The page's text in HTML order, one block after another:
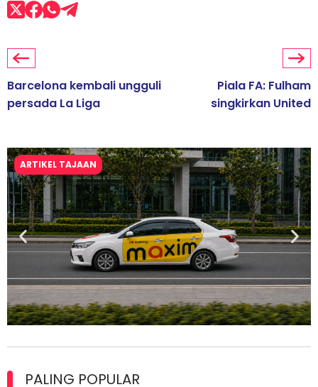
Barcelona kembali ungguli
persada La Liga
Piala FA: Fulham
singkirkan United
ARTIKEL TAJAAN
lesen separuh pertama 2026
PALING POPULAR